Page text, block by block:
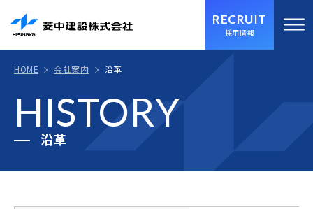
RECRUIT
採用情報
HOME 会社案内 沿革
HISTORY
沿革